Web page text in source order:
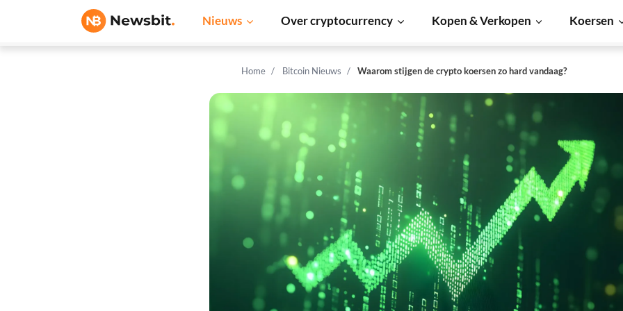
Nieuws Over cryptocurrency Kopen & Verkopen Koersen
Home Bitcoin Nieuws Waarom stijgen de crypto koersen zo hard vandaag?